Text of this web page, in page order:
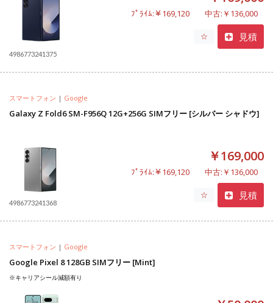
4986773241375
ﾌﾟﾗｲﾑ:￥169,120 中古:￥136,000
☆ 見積
スマートフォン | Google
Galaxy Z Fold6 SM-F956Q 12G+256G SIMフリー [シルバー シャドウ]
4986773241368
￥169,000
ﾌﾟﾗｲﾑ:￥169,120 中古:￥136,000
☆ 見積
スマートフォン | Google
Google Pixel 8 128GB SIMフリー [Mint]
※キャリアシール減額有り